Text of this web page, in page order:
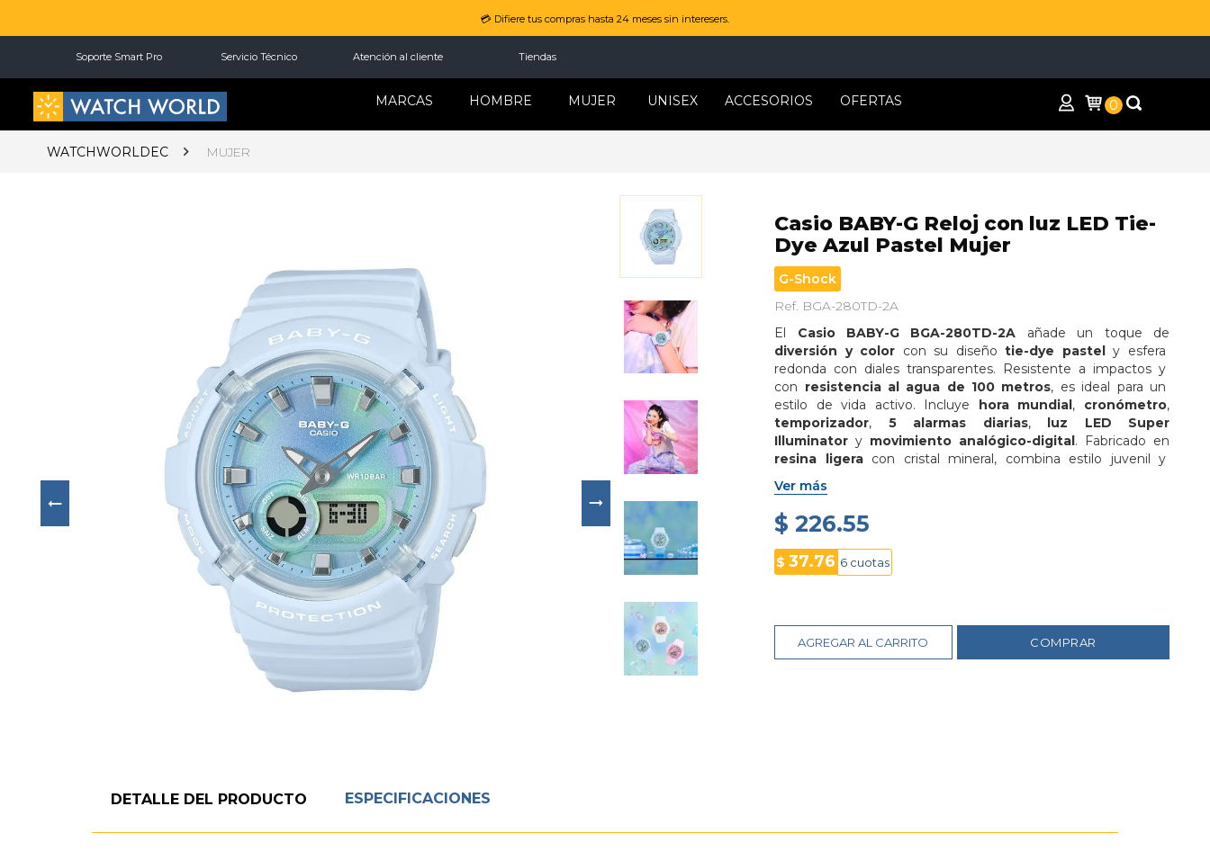
💳 Difiere tus compras hasta 24 meses sin interesers.
Soporte Smart Pro Servicio Técnico Atención al cliente Tiendas
MARCAS HOMBRE MUJER UNISEX ACCESORIOS OFERTAS 0
WATCHWORLDEC MUJER
Casio BABY-G Reloj con luz LED Tie-
Dye Azul Pastel Mujer
G-Shock
Ref. BGA-280TD-2A
El Casio BABY-G BGA-280TD-2A añade un toque de
diversión y color con su diseño tie-dye pastel y esfera
redonda con diales transparentes. Resistente a impactos y
con resistencia al agua de 100 metros, es ideal para un
estilo de vida activo. Incluye hora mundial, cronómetro,
temporizador, 5 alarmas diarias, luz LED Super
Illuminator y movimiento analógico-digital. Fabricado en
resina ligera con cristal mineral, combina estilo juvenil y
funcionalidad deportiva.
Ver más
Next
$ 226.55
$37.76 6 cuotas
AGREGAR AL CARRITO COMPRAR
DETALLE DEL PRODUCTO ESPECIFICACIONES